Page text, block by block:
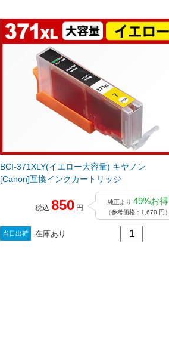
BCI-371XLY(イエロー大容量) キヤノン
[Canon]互換インクカートリッジ
税込 850 円
純正より 49%お得
（参考価格：1,670 円）
当日出荷 在庫あり